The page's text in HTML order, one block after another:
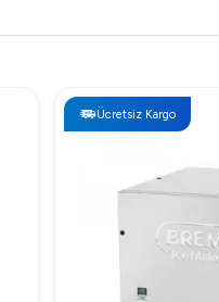
Ücretsiz Kargo